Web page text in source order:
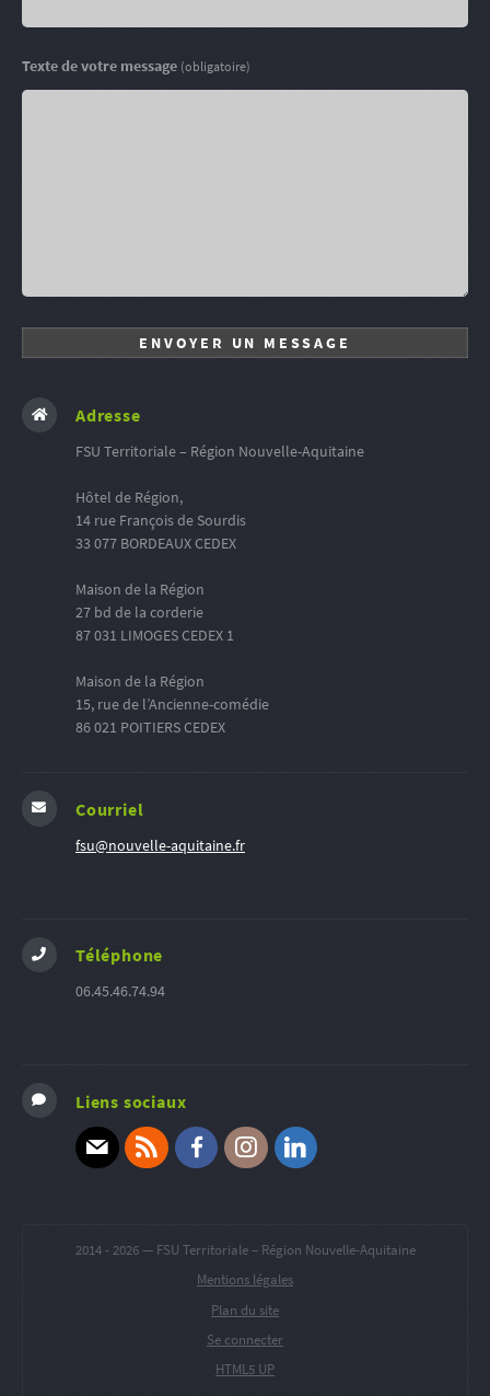
Texte de votre message (obligatoire)
Adresse
FSU Territoriale – Région Nouvelle-Aquitaine
Hôtel de Région,
14 rue François de Sourdis
33 077 BORDEAUX CEDEX
Maison de la Région
27 bd de la corderie
87 031 LIMOGES CEDEX 1
Maison de la Région
15, rue de l’Ancienne-comédie
86 021 POITIERS CEDEX
Courriel
fsu@nouvelle-aquitaine.fr
Téléphone
06.45.46.74.94
Liens sociaux
2014 - 2026 — FSU Territoriale – Région Nouvelle-Aquitaine
Mentions légales
Plan du site
Se connecter
HTML5 UP